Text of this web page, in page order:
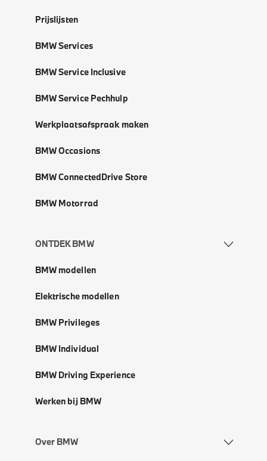
Prijslijsten
BMW Services
BMW Service Inclusive
BMW Service Pechhulp
Werkplaatsafspraak maken
BMW Occasions
BMW ConnectedDrive Store
BMW Motorrad
ONTDEK BMW
BMW modellen
Elektrische modellen
BMW Privileges
BMW Individual
BMW Driving Experience
Werken bij BMW
Over BMW